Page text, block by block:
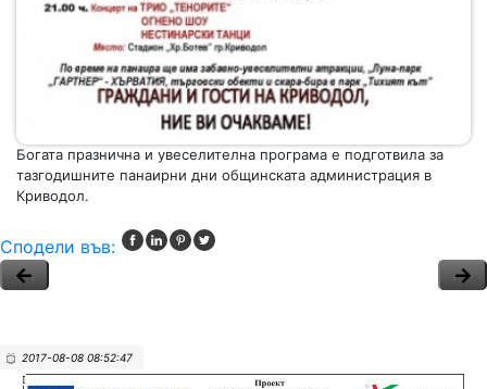
Богата празнична и увеселителна програма е подготвила за
тазгодишните панаирни дни общинската администрация в
Криводол.
Сподели във:
2017-08-08 08:52:47